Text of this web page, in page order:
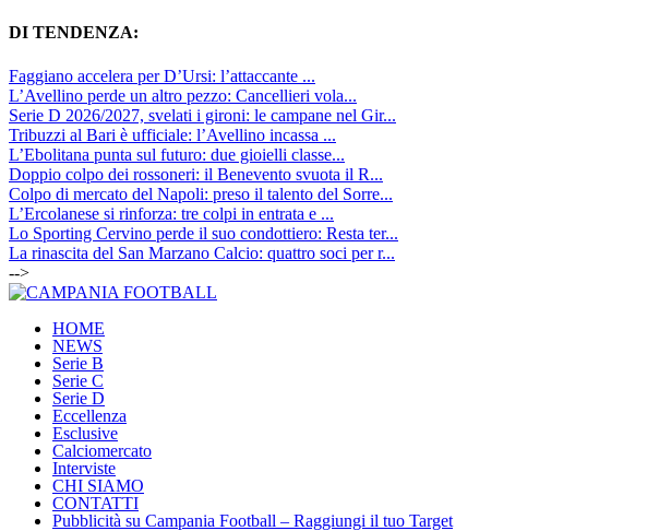
DI TENDENZA:
Faggiano accelera per D’Ursi: l’attaccante ...
L’Avellino perde un altro pezzo: Cancellieri vola...
Serie D 2026/2027, svelati i gironi: le campane nel Gir...
Tribuzzi al Bari è ufficiale: l’Avellino incassa ...
L’Ebolitana punta sul futuro: due gioielli classe...
Doppio colpo dei rossoneri: il Benevento svuota il R...
Colpo di mercato del Napoli: preso il talento del Sorre...
L’Ercolanese si rinforza: tre colpi in entrata e ...
Lo Sporting Cervino perde il suo condottiero: Resta ter...
La rinascita del San Marzano Calcio: quattro soci per r...
-->
HOME
NEWS
Serie B
Serie C
Serie D
Eccellenza
Esclusive
Calciomercato
Interviste
CHI SIAMO
CONTATTI
Pubblicità su Campania Football – Raggiungi il tuo Target